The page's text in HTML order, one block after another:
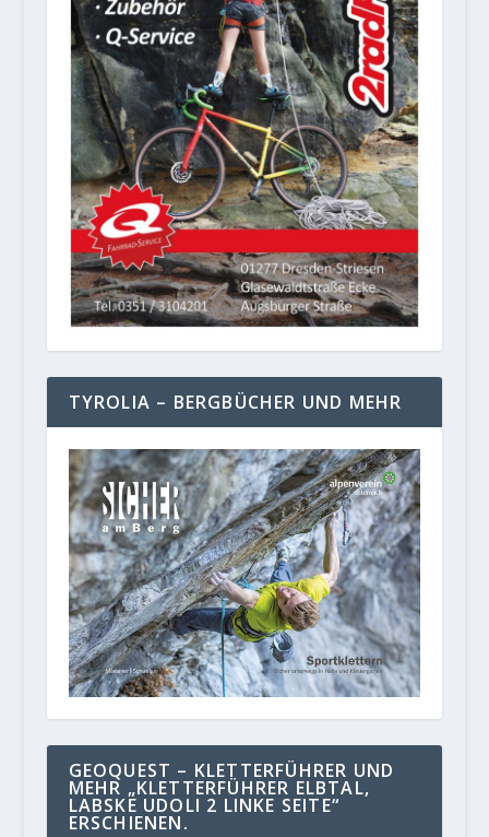
TYROLIA – BERGBÜCHER UND MEHR
GEOQUEST – KLETTERFÜHRER UND
MEHR „KLETTERFÜHRER ELBTAL,
LABSKE UDOLI 2 LINKE SEITE“
ERSCHIENEN.